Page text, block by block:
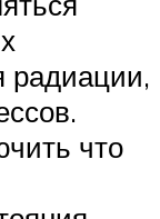
радиации,
что